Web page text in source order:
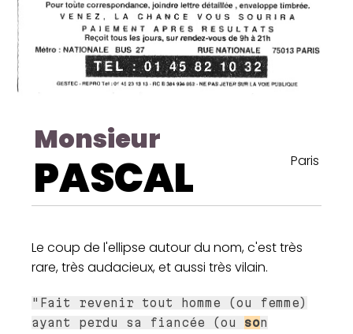
Monsieur
PASCAL Paris
Le coup de l'ellipse autour du nom, c'est très
rare, très audacieux, et aussi très vilain.
"Fait revenir tout homme (ou femme)
ayant perdu sa fiancée (ou son